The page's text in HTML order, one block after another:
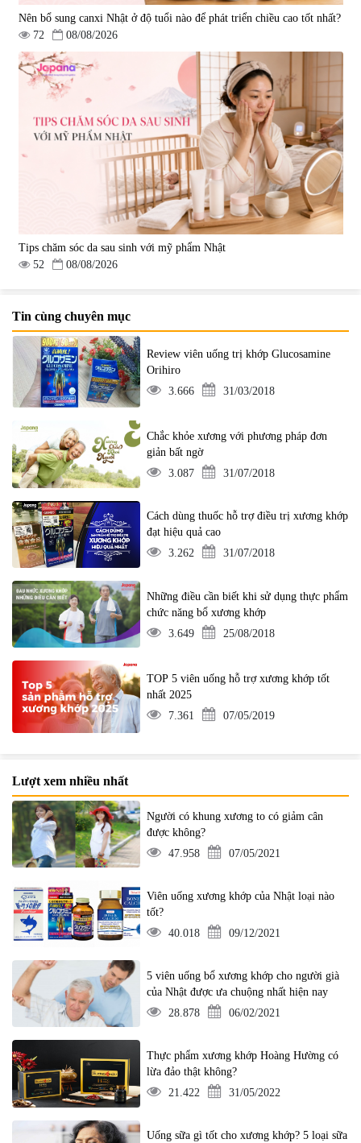
Nên bổ sung canxi Nhật ở độ tuổi nào để phát triển chiều cao tốt nhất?
72
08/08/2026
Tips chăm sóc da sau sinh với mỹ phẩm Nhật
52
08/08/2026
Tin cùng chuyên mục
Review viên uống trị khớp Glucosamine
Orihiro
3.666
31/03/2018
Chắc khỏe xương với phương pháp đơn
giản bất ngờ
3.087
31/07/2018
Cách dùng thuốc hỗ trợ điều trị xương khớp
đạt hiệu quả cao
3.262
31/07/2018
Những điều cần biết khi sử dụng thực phẩm
chức năng bổ xương khớp
3.649
25/08/2018
TOP 5 viên uống hỗ trợ xương khớp tốt
nhất 2025
7.361
07/05/2019
Lượt xem nhiều nhất
Người có khung xương to có giảm cân
được không?
47.958
07/05/2021
Viên uống xương khớp của Nhật loại nào
tốt?
40.018
09/12/2021
5 viên uống bổ xương khớp cho người già
của Nhật được ưa chuộng nhất hiện nay
28.878
06/02/2021
Thực phẩm xương khớp Hoàng Hường có
lừa đảo thật không?
21.422
31/05/2022
Uống sữa gì tốt cho xương khớp? 5 loại sữa